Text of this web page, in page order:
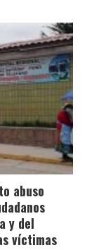
abuso
y del
víctimas